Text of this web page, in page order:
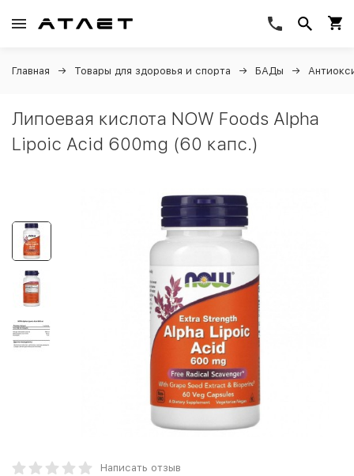
Главная Товары для здоровья и спорта БАДы
Липоевая кислота NOW Foods Alpha
Lipoic Acid 600mg (60 капс.)
Написать отзыв